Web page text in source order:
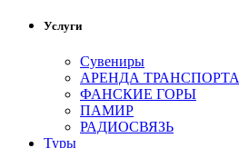
Услуги
Сувениры
АРЕНДА ТРАНСПОРТА
ФАНСКИЕ ГОРЫ
ПАМИР
РАДИОСВЯЗЬ
Туры